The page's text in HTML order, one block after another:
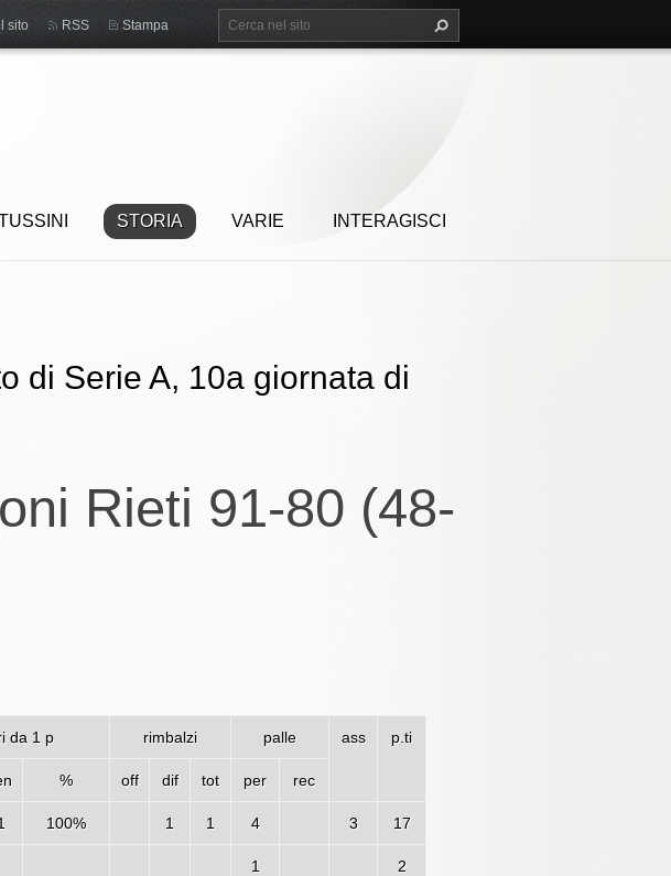
STORIA VARIE INTERAGISCI
sito RSS Stampa
di Serie A, 10a giornata di
Rieti 91-80 (48-
da 1 p rimbalzi palle ass p.ti
% off dif tot per rec
100% 1 1 4 3 17
1 2